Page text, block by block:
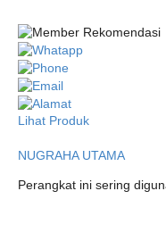
Lihat Produk
NUGRAHA UTAMA
Perangkat ini sering